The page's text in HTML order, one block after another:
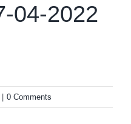
04-2022
0 Comments